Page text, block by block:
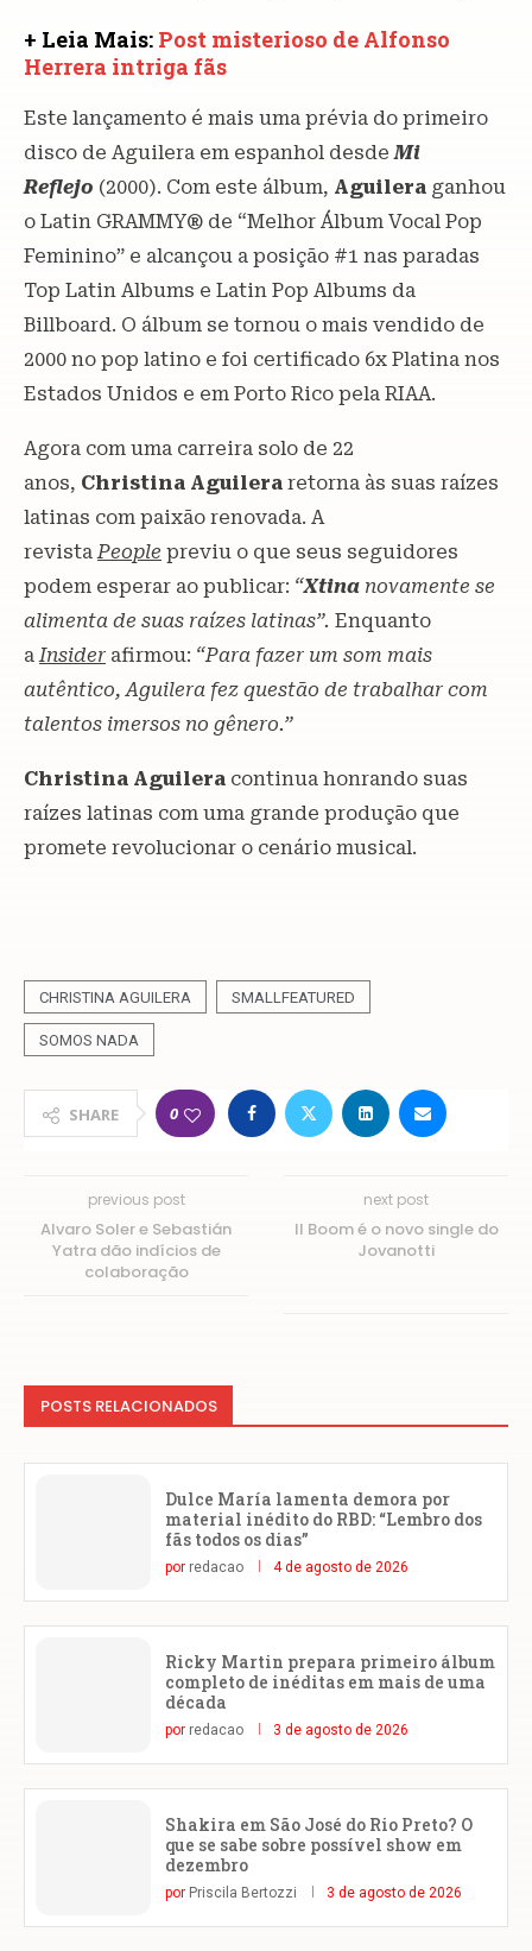
+ Leia Mais: Post misterioso de Alfonso
Herrera intriga fãs
Este lançamento é mais uma prévia do primeiro
disco de Aguilera em espanhol desdeMi
Reflejo (2000). Com este álbum, Aguilera ganhou
o Latin GRAMMY® de “Melhor Álbum Vocal Pop
Feminino” e alcançou a posição #1 nas paradas
Top Latin Albums e Latin Pop Albums da
Billboard. O álbum se tornou o mais vendido de
2000 no pop latino e foi certificado 6x Platina nos
Estados Unidos e em Porto Rico pela RIAA.
Agora com uma carreira solo de 22
anos, Christina Aguilera retorna às suas raízes
latinas com paixão renovada. A
revistaPeople previu o que seus seguidores
podem esperar ao publicar: “Xtina novamente se
alimenta de suas raízes latinas”. Enquanto
aInsider afirmou: “Para fazer um som mais
autêntico, Aguilera fez questão de trabalhar com
talentos imersos no gênero.”
Christina Aguilera continua honrando suas
raízes latinas com uma grande produção que
promete revolucionar o cenário musical.
CHRISTINA AGUILERA SMALLFEATURED
SOMOS NADA
SHARE 0
previous post
Alvaro Soler e Sebastián
Yatra dão indícios de
colaboração
next post
Il Boom é o novo single do
Jovanotti
POSTS RELACIONADOS
Dulce María lamenta demora por
material inédito do RBD: “Lembro dos
fãs todos os dias”
por redacao 4 de agosto de 2026
Ricky Martin prepara primeiro álbum
completo de inéditas em mais de uma
década
por redacao 3 de agosto de 2026
Shakira em São José do Rio Preto? O
que se sabe sobre possível show em
dezembro
por Priscila Bertozzi 3 de agosto de 2026